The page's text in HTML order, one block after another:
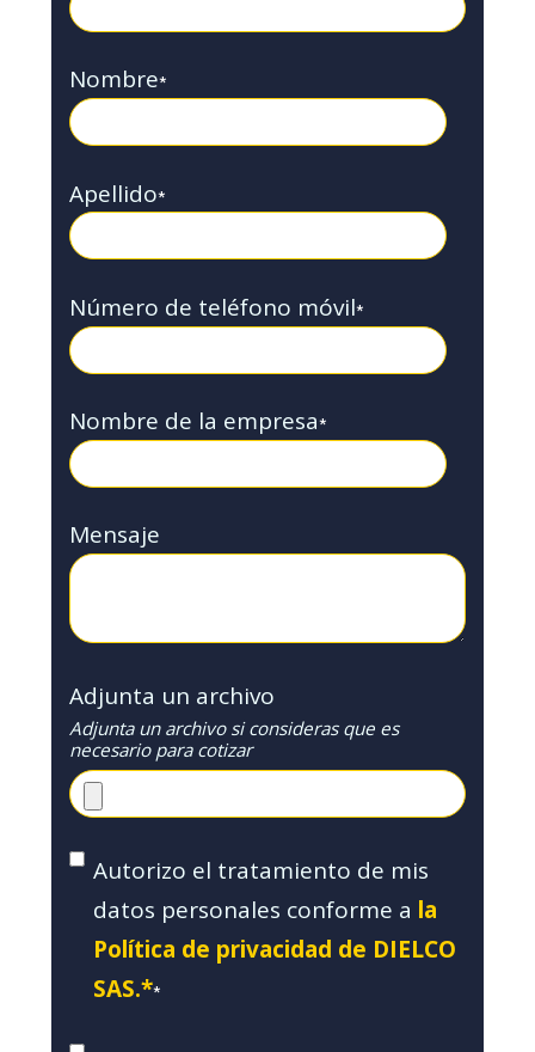
Nombre*
Apellido*
Número de teléfono móvil*
Nombre de la empresa*
Mensaje
Adjunta un archivo
Adjunta un archivo si consideras que es
necesario para cotizar
Autorizo el tratamiento de mis
datos personales conforme a la
Política de privacidad de DIELCO
SAS.**